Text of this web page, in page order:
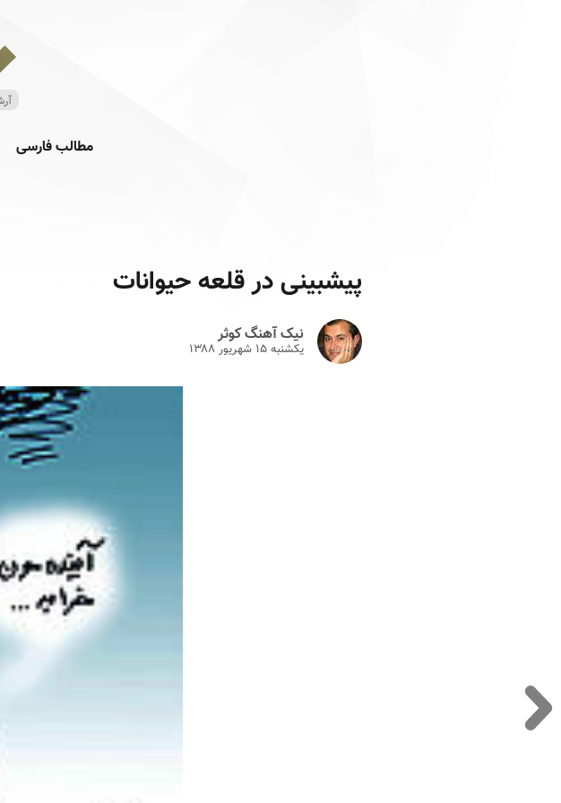
مطالب فارسی
پیشبینی در قلعه حیوانات
نیک آهنگ کوثر
یکشنبه ۱۵ شهريور ۱۳۸۸